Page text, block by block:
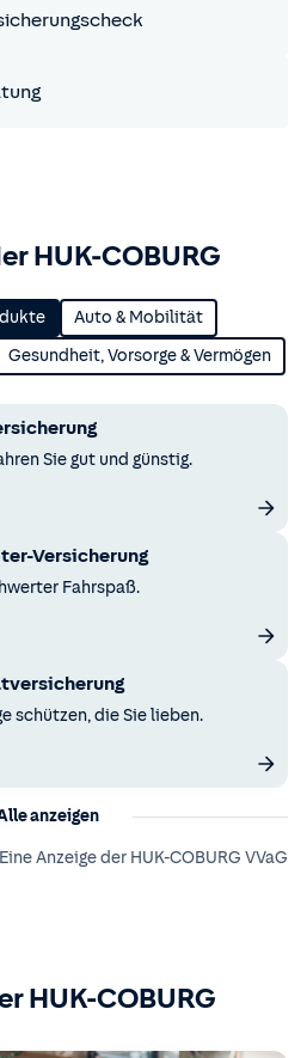
HUK-COBURG
Auto & Mobilität
Gesundheit, Vorsorge & Vermögen
Sie gut und günstig.
Versicherung
Fahrspaß.
schützen, die Sie lieben.
anzeigen
Eine Anzeige der HUK-COBURG VVaG
HUK-COBURG